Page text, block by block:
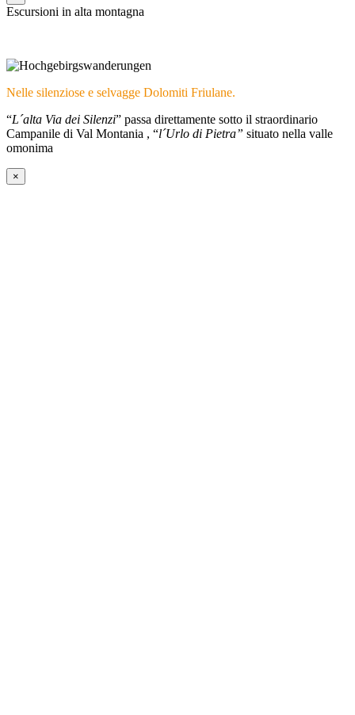
Escursioni in alta montagna
Nelle silenziose e selvagge Dolomiti Friulane.
“L´alta Via dei Silenzi” passa direttamente sotto il straordinario
Campanile di Val Montania , “l´Urlo di Pietra” situato nella valle
omonima
×